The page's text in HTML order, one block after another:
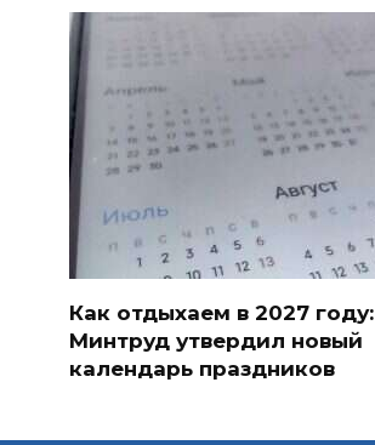
Как отдыхаем в 2027 году:
Минтруд утвердил новый
календарь праздников